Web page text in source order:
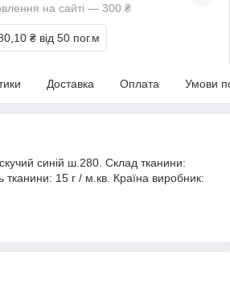
на сайті — 300 ₴
₴ від 50 пог.м
Доставка Оплата Умови
синій ш.280. Склад тканини:
тканини: 15 г / м.кв. Країна виробник: